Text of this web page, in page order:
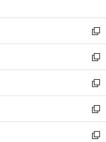
開
く
ウ
で
開
く
ン
ド
ウ
で
開
く
ウ
ィ
ン
ド
ウ
で
開
く
新
し
い
ウ
ィ
ン
ド
ウ
で
新
し
い
ウ
ィ
ン
ド
新
し
い
ウ
ィ
新
し
い
新